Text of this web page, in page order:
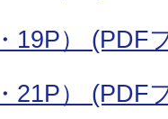
19P） (PDF
21P） (PDF